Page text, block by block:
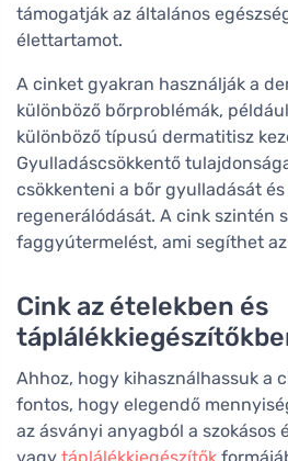
támogatják az általános
élettartamot.
A cinket gyakran használják a
különböző bőrproblémák,
különböző típusú dermatitisz
Gyulladáscsökkentő
csökkenteni a bőr gyulladását
regenerálódását. A cink szintén
faggyútermelést, ami segíthet
Cink az ételekben és
Ahhoz, hogy kihasználhassuk a
fontos, hogy elegendő
az ásványi anyagból a szokásos